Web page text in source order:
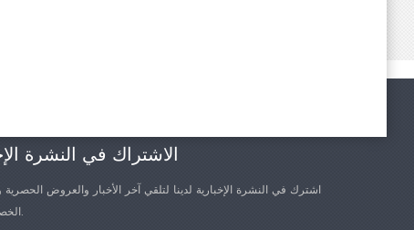
الاشتراك في النشرة
اشترك في النشرة الإخبارية لدينا لتلقي آخر الأخبار والعروض
الخصم الأخرى.